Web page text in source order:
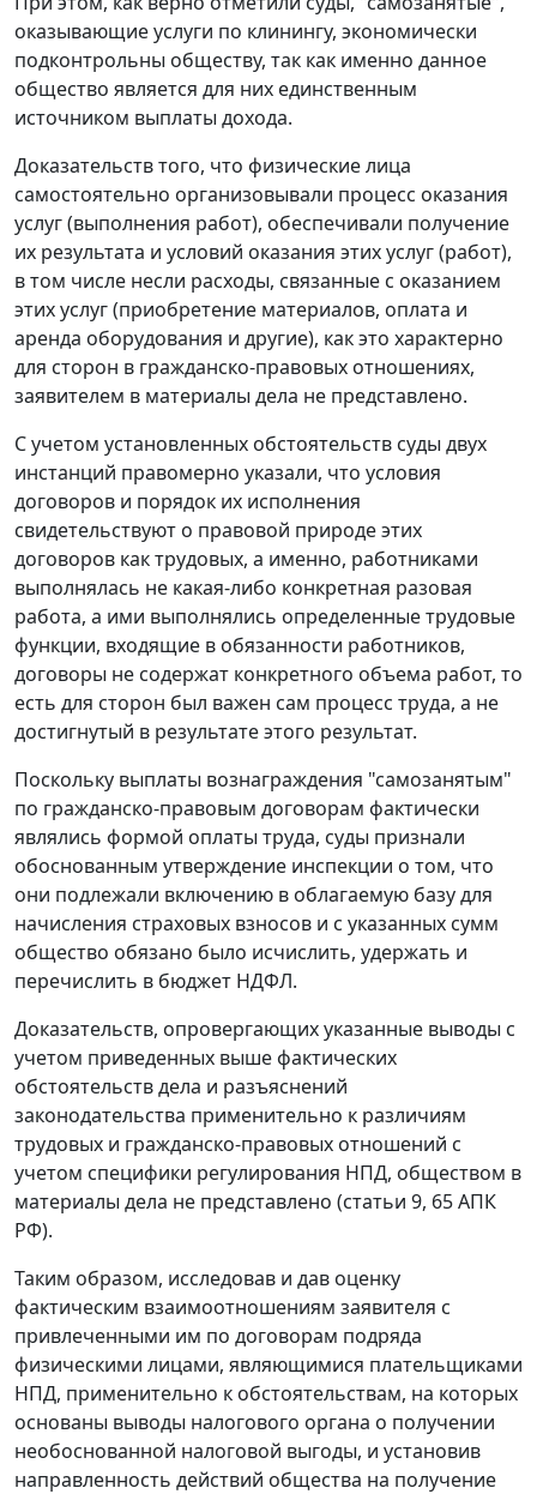
оказывающие услуги по клинингу, экономически
подконтрольны обществу, так как именно данное
общество является для них единственным
источником выплаты дохода.
Доказательств того, что физические лица
самостоятельно организовывали процесс оказания
услуг (выполнения работ), обеспечивали получение
их результата и условий оказания этих услуг (работ),
в том числе несли расходы, связанные с оказанием
этих услуг (приобретение материалов, оплата и
аренда оборудования и другие), как это характерно
для сторон в гражданско-правовых отношениях,
заявителем в материалы дела не представлено.
С учетом установленных обстоятельств суды двух
инстанций правомерно указали, что условия
договоров и порядок их исполнения
свидетельствуют о правовой природе этих
договоров как трудовых, а именно, работниками
выполнялась не какая-либо конкретная разовая
работа, а ими выполнялись определенные трудовые
функции, входящие в обязанности работников,
договоры не содержат конкретного объема работ, то
есть для сторон был важен сам процесс труда, а не
достигнутый в результате этого результат.
Поскольку выплаты вознаграждения "самозанятым"
по гражданско-правовым договорам фактически
являлись формой оплаты труда, суды признали
обоснованным утверждение инспекции о том, что
они подлежали включению в облагаемую базу для
начисления страховых взносов и с указанных сумм
общество обязано было исчислить, удержать и
перечислить в бюджет НДФЛ.
Доказательств, опровергающих указанные выводы с
учетом приведенных выше фактических
обстоятельств дела и разъяснений
законодательства применительно к различиям
трудовых и гражданско-правовых отношений с
учетом специфики регулирования НПД, обществом в
материалы дела не представлено (статьи 9, 65 АПК
РФ).
Таким образом, исследовав и дав оценку
фактическим взаимоотношениям заявителя с
привлеченными им по договорам подряда
физическими лицами, являющимися плательщиками
НПД, применительно к обстоятельствам, на которых
основаны выводы налогового органа о получении
необоснованной налоговой выгоды, и установив
направленность действий общества на получение